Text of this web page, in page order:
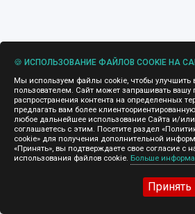
🍪 ИСПОЛЬЗОВАНИЕ ФАЙЛОВ COOKIE НА
Мы используем файлы cookie, чтобы улучшить
пользователем. Сайт может запрашивать вашу
распространения контента на определенных
предлагать вам более
любое дальнейшее использование Сайта и/
соглашаетесь с этим. Посетите раздел
cookie» для получения дополнительной
«Принять», вы подтверждаете свое согласие с
использования файлов cookie. Больше
Принять